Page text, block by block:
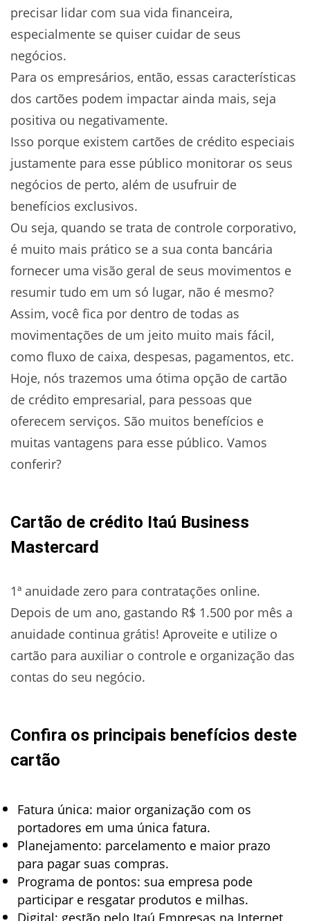
precisar lidar com sua vida financeira,
especialmente se quiser cuidar de seus
negócios.
Para os empresários, então, essas características
dos cartões podem impactar ainda mais, seja
positiva ou negativamente.
Isso porque existem cartões de crédito especiais
justamente para esse público monitorar os seus
negócios de perto, além de usufruir de
benefícios exclusivos.
Ou seja, quando se trata de controle corporativo,
é muito mais prático se a sua conta bancária
fornecer uma visão geral de seus movimentos e
resumir tudo em um só lugar, não é mesmo?
Assim, você fica por dentro de todas as
movimentações de um jeito muito mais fácil,
como fluxo de caixa, despesas, pagamentos, etc.
Hoje, nós trazemos uma ótima opção de cartão
de crédito empresarial, para pessoas que
oferecem serviços. São muitos benefícios e
muitas vantagens para esse público. Vamos
conferir?
Cartão de crédito Itaú Business
Mastercard
1ª anuidade zero para contratações online.
Depois de um ano, gastando R$ 1.500 por mês a
anuidade continua grátis! Aproveite e utilize o
cartão para auxiliar o controle e organização das
contas do seu negócio.
Confira os principais benefícios deste
cartão
Fatura única: maior organização com os
portadores em uma única fatura.
Planejamento: parcelamento e maior prazo
para pagar suas compras.
Programa de pontos: sua empresa pode
participar e resgatar produtos e milhas.
Digital: gestão pelo Itaú Empresas na Internet